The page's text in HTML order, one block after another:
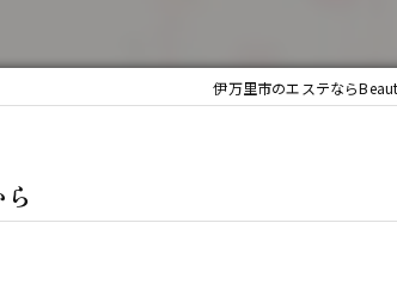
デコルテ
伊万里市のエステなら